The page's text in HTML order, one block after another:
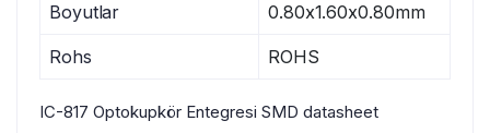
Boyutlar 0.80x1.60x0.80mm
Rohs ROHS
IC-817 Optokupkör Entegresi SMD datasheet